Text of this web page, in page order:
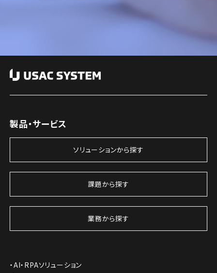
製品・サービス
ソリューションから探す
課題から探す
業務から探す
AI・RPAソリューション